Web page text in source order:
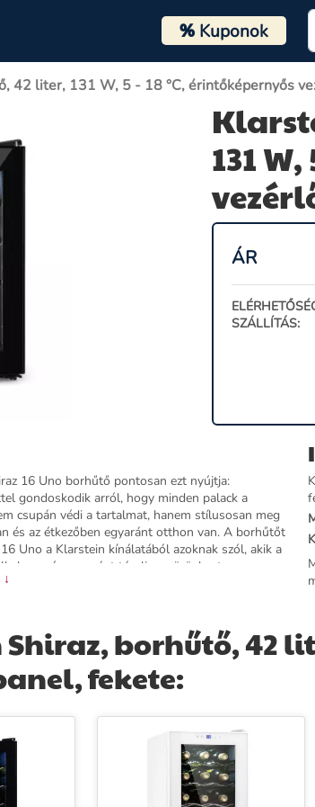
%Kuponok
42 liter, 131 W, 5 - 18 °C, érintőképernyős
131
ÁR
SZÁLLÍTÁS:
16 Uno borhűtő pontosan ezt nyújtja:
gondoskodik arról, hogy minden palack a
csupán védi a tartalmat, hanem stílusosan meg
és az étkezőben egyaránt otthon van. A borhűtőt
Uno a Klarstein kínálatából azoknak szól, akik a
és egyaránt tárolja a vörösbort, a
között. Rendelje meg még ma, és fedezze
borhűtő, 42
fekete: